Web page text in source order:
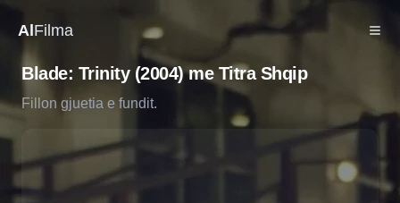
Al Filma
Blade: Trinity (2004) me Titra Shqip
Fillon gjuetia e fundit.